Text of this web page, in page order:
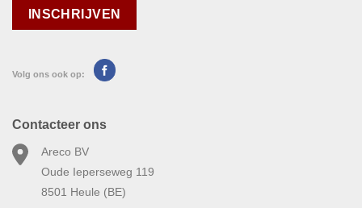
Volg ons ook op:
Contacteer ons
Areco BV
Oude Ieperseweg 119
8501 Heule (BE)